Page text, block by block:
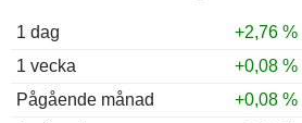
1 dag
+2,76 %
1 vecka
+0,08 %
Pågående månad
+0,08 %